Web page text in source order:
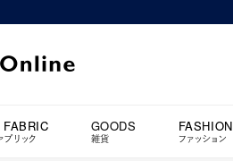
ブリック
GOODS
雑貨
FASHION
ファッション